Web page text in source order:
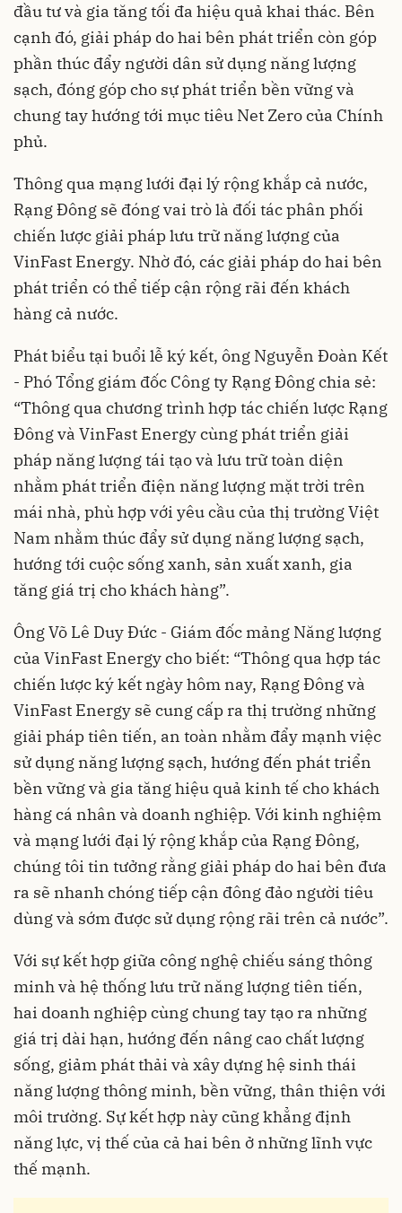
đầu tư và gia tăng tối đa hiệu quả khai thác. Bên
cạnh đó, giải pháp do hai bên phát triển còn góp
phần thúc đẩy người dân sử dụng năng lượng
sạch, đóng góp cho sự phát triển bền vững và
chung tay hướng tới mục tiêu Net Zero của Chính
phủ.
Thông qua mạng lưới đại lý rộng khắp cả nước,
Rạng Đông sẽ đóng vai trò là đối tác phân phối
chiến lược giải pháp lưu trữ năng lượng của
VinFast Energy. Nhờ đó, các giải pháp do hai bên
phát triển có thể tiếp cận rộng rãi đến khách
hàng cả nước.
Phát biểu tại buổi lễ ký kết, ông Nguyễn Đoàn Kết
- Phó Tổng giám đốc Công ty Rạng Đông chia sẻ:
“Thông qua chương trình hợp tác chiến lược Rạng
Đông và VinFast Energy cùng phát triển giải
pháp năng lượng tái tạo và lưu trữ toàn diện
nhằm phát triển điện năng lượng mặt trời trên
mái nhà, phù hợp với yêu cầu của thị trường Việt
Nam nhằm thúc đẩy sử dụng năng lượng sạch,
hướng tới cuộc sống xanh, sản xuất xanh, gia
tăng giá trị cho khách hàng”.
Ông Võ Lê Duy Đức - Giám đốc mảng Năng lượng
của VinFast Energy cho biết: “Thông qua hợp tác
chiến lược ký kết ngày hôm nay, Rạng Đông và
VinFast Energy sẽ cung cấp ra thị trường những
giải pháp tiên tiến, an toàn nhằm đẩy mạnh việc
sử dụng năng lượng sạch, hướng đến phát triển
bền vững và gia tăng hiệu quả kinh tế cho khách
hàng cá nhân và doanh nghiệp. Với kinh nghiệm
và mạng lưới đại lý rộng khắp của Rạng Đông,
chúng tôi tin tưởng rằng giải pháp do hai bên đưa
ra sẽ nhanh chóng tiếp cận đông đảo người tiêu
dùng và sớm được sử dụng rộng rãi trên cả nước”.
Với sự kết hợp giữa công nghệ chiếu sáng thông
minh và hệ thống lưu trữ năng lượng tiên tiến,
hai doanh nghiệp cùng chung tay tạo ra những
giá trị dài hạn, hướng đến nâng cao chất lượng
sống, giảm phát thải và xây dựng hệ sinh thái
năng lượng thông minh, bền vững, thân thiện với
môi trường. Sự kết hợp này cũng khẳng định
năng lực, vị thế của cả hai bên ở những lĩnh vực
thế mạnh.